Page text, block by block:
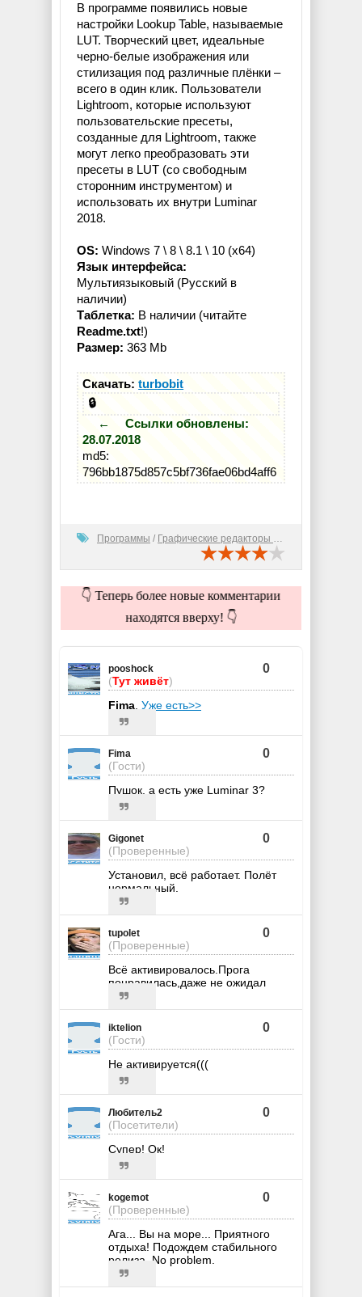
В программе появились новые
настройки Lookup Table, называемые
LUT. Творческий цвет, идеальные
черно-белые изображения или
стилизация под различные плёнки –
всего в один клик. Пользователи
Lightroom, которые используют
пользовательские пресеты,
созданные для Lightroom, также
могут легко преобразовать эти
пресеты в LUT (со свободным
сторонним инструментом) и
использовать их внутри Luminar
2018.
OS: Windows 7 \ 8 \ 8.1 \ 10 (x64)
Язык интерфейса:
Мультиязыковый (Русский в
наличии)
Таблетка: В наличии (читайте
Readme.txt!)
Размер: 363 Mb
Скачать:turbobit
🔒
← Ссылки обновлены:
28.07.2018
md5:
796bb1875d857c5bf736fae06bd4aff6
Программы / Графические редакторы (2D)
👇 Теперь более новые комментарии
находятся вверху! 👇
pooshock
(Тут живёт)
0
Fima, Уже есть>>
Fima
(Гости)
0
Пушок, а есть уже Luminar 3?
Gigonet
(Проверенные)
0
Установил, всё работает. Полёт
нормальный.
tupolet
(Проверенные)
0
Всё активировалось.Прога
понравилась,даже не ожидал
iktelion
(Гости)
0
Не активируется(((
Любитель2
(Посетители)
0
Супер! Ок!
kogemot
(Проверенные)
0
Ага... Вы на море... Приятного
отдыха! Подождем стабильного
релиза. No problem.